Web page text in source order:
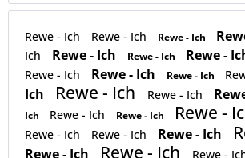
Rewe - Ich Rewe - Ich Rewe - Ich
Ich
Rewe - Ich Rewe - Ich Rewe -
Rewe - Ich Rewe - Ich Rewe - Ich
Ich
Rewe - Ich Rewe - Ich
Ich
Rewe - Ich Rewe - Ich Rewe -
Rewe - Ich Rewe - Ich Rewe - Ich
Rewe - Ich Rewe - Ich Rewe -